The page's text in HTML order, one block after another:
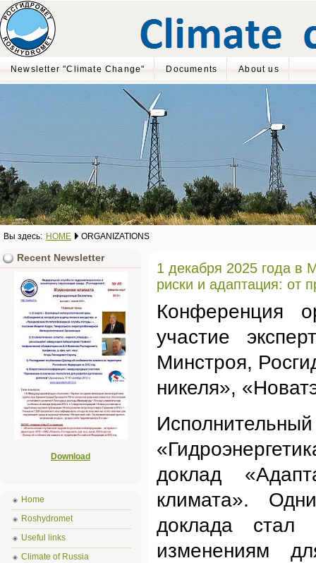
Newsletter "Climate Change" Documents About us
Вы здесь: HOME ORGANIZATIONS
1 декабря 2025 года в
риски и адаптация: от
Конференция
участие
Минстроя,
никеля»,
доклад
климата».
доклада стал
изменениям
Recent Newsletter
Download
Home
Roshydromet
Useful links
Climate of Russia